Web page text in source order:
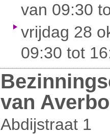
van 09:30
vrijdag 28
09:30 tot
van
Abdijstraat 1